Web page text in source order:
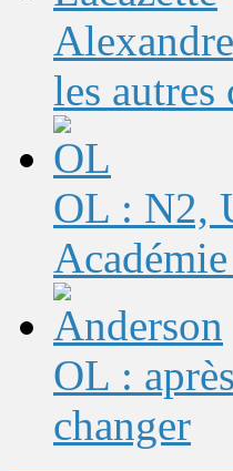
les autres
OL : N2,
OL :
changer